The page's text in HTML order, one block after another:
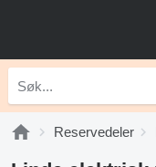
Reservedeler